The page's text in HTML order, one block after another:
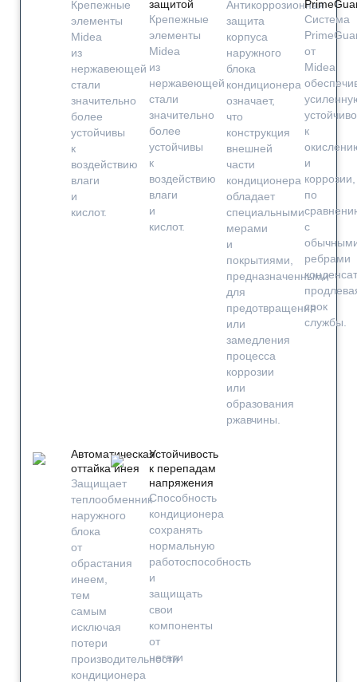
Крепежные
элементы
Midea
из
нержавеющей
стали
значительно
более
устойчивы
к
воздействию
влаги
и
кислот.
защитой
Крепежные
элементы
Midea
из
нержавеющей
стали
значительно
более
устойчивы
к
воздействию
влаги
и
кислот.
Антикоррозионная
защита
корпуса
наружного
блока
кондиционера
означает,
что
конструкция
внешней
части
кондиционера
обладает
специальными
мерами
и
покрытиями,
предназначенными
для
предотвращения
или
замедления
процесса
коррозии
или
образования
ржавчины.
Система
от
Midea
к
и
коррозии,
по
с
ребрами
срок
службы.
Автоматическая
оттайка инея
Защищает
теплообменник
наружного
блока
от
обрастания
инеем,
тем
самым
исключая
потери
производительности
кондиционера
Устойчивость
к перепадам
напряжения
Способность
кондиционера
сохранять
нормальную
работоспособность
и
защищать
свои
компоненты
от
негати